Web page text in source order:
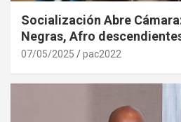
Socialización Abre
Negras, Afro
Palenqueras. 6 de Mayo de
07/05/2025 pac2022